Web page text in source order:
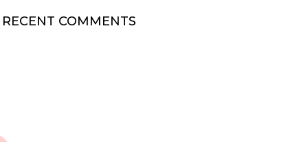
RECENT COMMENTS